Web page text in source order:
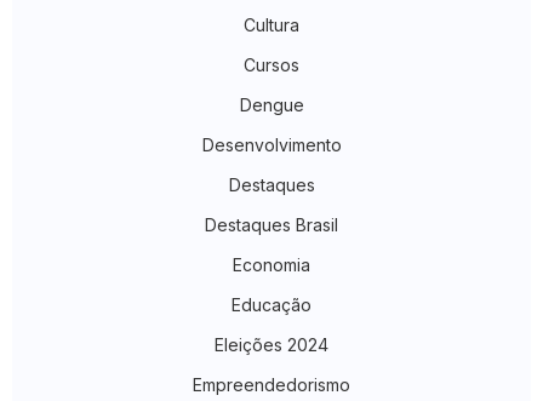
Cultura
Cursos
Dengue
Desenvolvimento
Destaques
Destaques Brasil
Economia
Educação
Eleições 2024
Empreendedorismo